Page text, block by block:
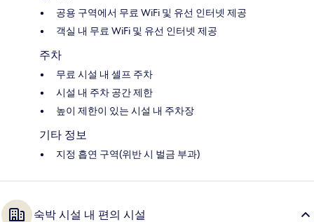
공용 구역에서 무료 WiFi 및 유선 인터넷 제공
객실 내 무료 WiFi 및 유선 인터넷 제공
주차
무료 시설 내 셀프 주차
시설 내 주차 공간 제한
높이 제한이 있는 시설 내 주차장
기타 정보
지정 흡연 구역(위반 시 벌금 부과)
숙박 시설 내 편의 시설